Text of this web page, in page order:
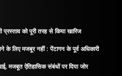
प्रस्ताव को पूरी तरह से किया खारिज
के लिए मजबूर नहीं : पेंटागन के पूर्व अधिकारी
मजबूत ऐतिहासिक संबंधों पर दिया जोर